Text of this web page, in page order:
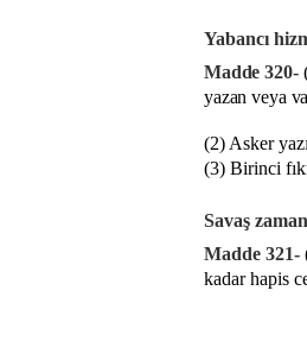
Yabancı
Madde 320-
yazan veya
(2) Asker
(3) Birinci
Savaş
Madde 321-
kadar hapis